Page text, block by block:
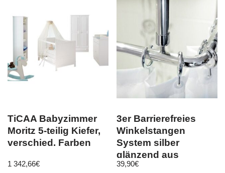
TiCAA Babyzimmer
Moritz 5-teilig Kiefer,
verschied. Farben
1 342,66€
3er Barrierefreies
Winkelstangen
System silber
glänzend aus
Aluminium inkl. D…
39,90€